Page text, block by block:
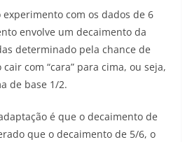
experimento com os dados de 6
envolve um decaimento da
determinado pela chance de
com “cara” para cima, ou seja,
de base 1/2.
é que o decaimento de
que o decaimento de 5/6, o